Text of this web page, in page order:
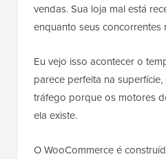
vendas. Sua loja mal está
enquanto seus
Eu vejo isso acontecer o
parece perfeita na
tráfego porque os motores
ela existe.
O WooCommerce é